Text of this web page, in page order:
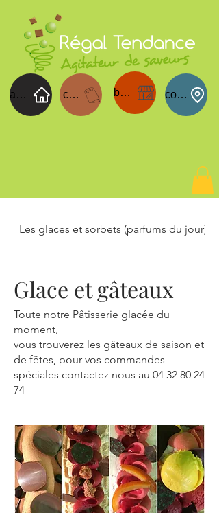
acceuil carte du jour boutique contact
Les glaces et sorbets (parfums du jour)
Glace et gâteaux
Toute notre Pâtisserie glacée du
moment,
vous trouverez les gâteaux de saison et
de fêtes, pour vos commandes
spéciales contactez nous au 04 32 80 24
74